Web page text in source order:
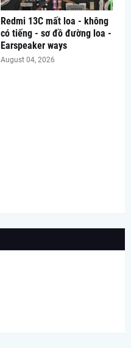
Redmi 13C mất loa - không
có tiếng - sơ đồ đường loa -
Earspeaker ways
August 04, 2026